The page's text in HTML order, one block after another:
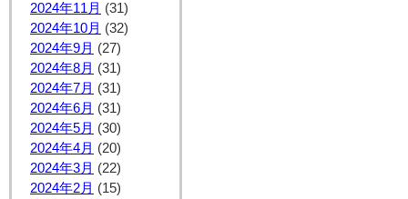
2024年11月 (31)
2024年10月 (32)
2024年9月 (27)
2024年8月 (31)
2024年7月 (31)
2024年6月 (31)
2024年5月 (30)
2024年4月 (20)
2024年3月 (22)
2024年2月 (15)